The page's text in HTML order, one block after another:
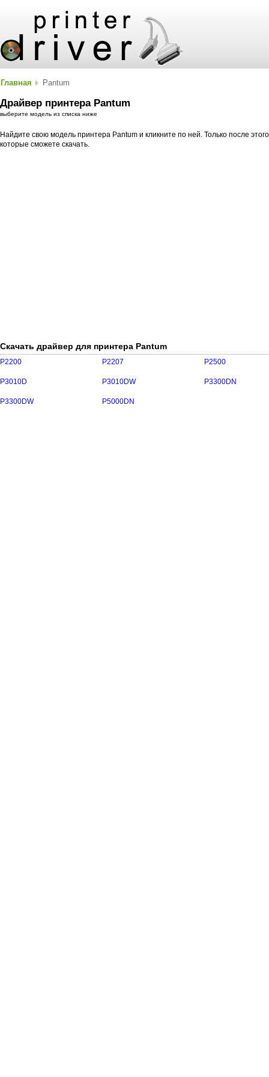
Главная Pantum
Драйвер принтера Pantum
выберите модель из списка ниже
Найдите свою модель принтера Pantum и кликните по ней. Только после
которые сможете скачать.
Скачать драйвер для принтера Pantum
P2200 P2207 P2500
P3010D P3010DW P3300DN
P3300DW P5000DN